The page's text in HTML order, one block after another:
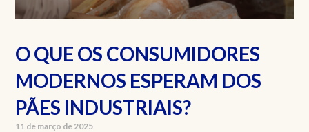
O QUE OS CONSUMIDORES
MODERNOS ESPERAM DOS
PÃES INDUSTRIAIS?
11 de março de 2025